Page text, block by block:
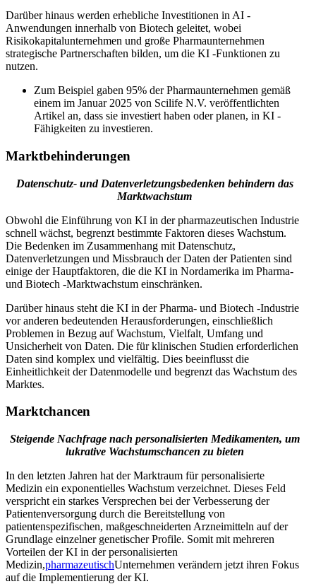
Darüber hinaus werden erhebliche Investitionen in AI -
Anwendungen innerhalb von Biotech geleitet, wobei
Risikokapitalunternehmen und große Pharmaunternehmen
strategische Partnerschaften bilden, um die KI -Funktionen zu
nutzen.
Zum Beispiel gaben 95% der Pharmaunternehmen gemäß
einem im Januar 2025 von Scilife N.V. veröffentlichten
Artikel an, dass sie investiert haben oder planen, in KI -
Fähigkeiten zu investieren.
Marktbehinderungen
Datenschutz- und Datenverletzungsbedenken behindern das
Marktwachstum
Obwohl die Einführung von KI in der pharmazeutischen Industrie
schnell wächst, begrenzt bestimmte Faktoren dieses Wachstum.
Die Bedenken im Zusammenhang mit Datenschutz,
Datenverletzungen und Missbrauch der Daten der Patienten sind
einige der Hauptfaktoren, die die KI in Nordamerika im Pharma-
und Biotech -Marktwachstum einschränken.
Darüber hinaus steht die KI in der Pharma- und Biotech -Industrie
vor anderen bedeutenden Herausforderungen, einschließlich
Problemen in Bezug auf Wachstum, Vielfalt, Umfang und
Unsicherheit von Daten. Die für klinischen Studien erforderlichen
Daten sind komplex und vielfältig. Dies beeinflusst die
Einheitlichkeit der Datenmodelle und begrenzt das Wachstum des
Marktes.
Marktchancen
Steigende Nachfrage nach personalisierten Medikamenten, um
lukrative Wachstumschancen zu bieten
In den letzten Jahren hat der Marktraum für personalisierte
Medizin ein exponentielles Wachstum verzeichnet. Dieses Feld
verspricht ein starkes Versprechen bei der Verbesserung der
Patientenversorgung durch die Bereitstellung von
patientenspezifischen, maßgeschneiderten Arzneimitteln auf der
Grundlage einzelner genetischer Profile. Somit mit mehreren
Vorteilen der KI in der personalisierten
Medizin,pharmazeutischUnternehmen verändern jetzt ihren Fokus
auf die Implementierung der KI.